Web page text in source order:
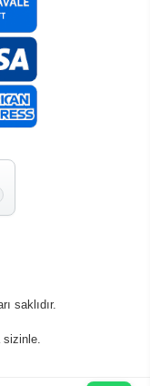
saklıdır.
sizinle.